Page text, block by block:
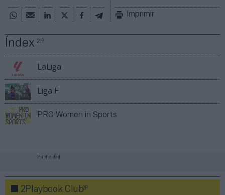
Índex2P
LaLiga
Liga F
PRO Women in Sports
Imprimir
Publicidad
2Playbook Club2P